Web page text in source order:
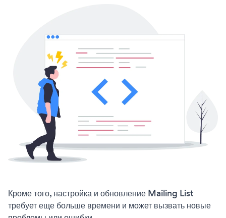
Кроме того, настройка и обновление Mailing List
требует еще больше времени и может вызвать новые